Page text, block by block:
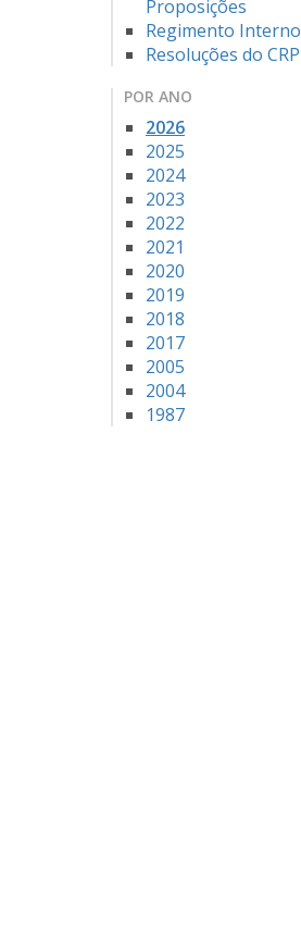
Proposições
Regimento Interno
Resoluções do CRP
POR ANO
2026
2025
2024
2023
2022
2021
2020
2019
2018
2017
2005
2004
1987